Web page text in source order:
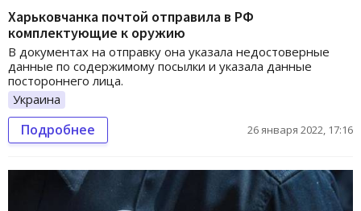
Харьковчанка почтой отправила в РФ
комплектующие к оружию
В документах на отправку она указала недостоверные
данные по содержимому посылки и указала данные
постороннего лица.
Украина
Подробнее 26 января 2022, 17:16